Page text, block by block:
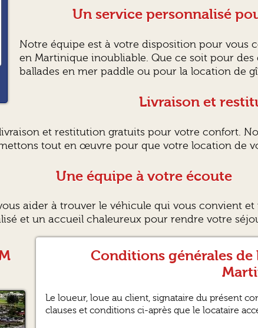
Un service personnalisé
Notre équipe est à votre disposition pour vous
en Martinique inoubliable. Que ce soit pour
ballades en mer paddle ou pour la location de
Livraison et
et restitution gratuits pour votre confort.
tout en œuvre pour que votre location de
Une équipe à votre écoute
aider à trouver le véhicule qui vous convient
et un accueil chaleureux pour rendre votre
Conditions générales
Le loueur, loue au client, signataire du présent
clauses et conditions ci-après que le locataire